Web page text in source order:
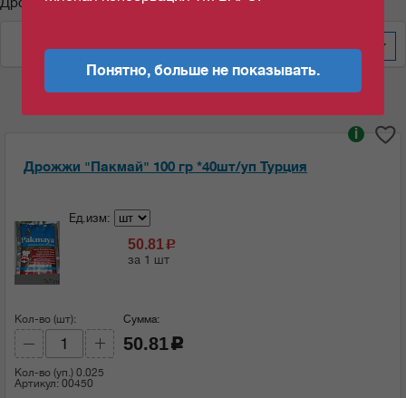
Дрожжи "Пакмай" 100 гр *40шт/уп Турция
i
Ед.изм:
50.81c
за 1 шт
Кол-во (шт):
Кол-во (уп.) 0.025
Артикул: 00450
Сумма:
50.81 c
Понятно, больше не показывать.